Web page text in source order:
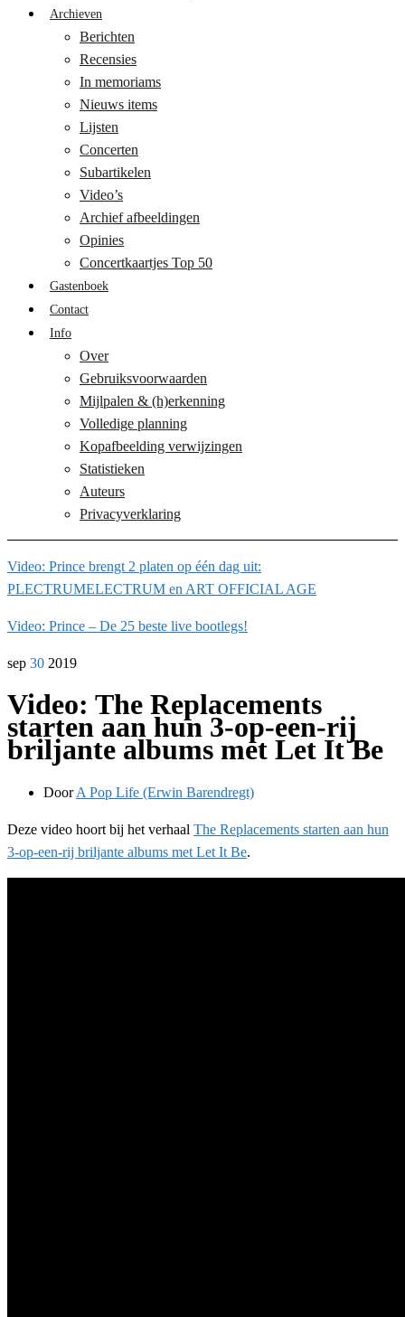
Archieven
Berichten
Recensies
In memoriams
Nieuws items
Lijsten
Concerten
Subartikelen
Video’s
Archief afbeeldingen
Opinies
Concertkaartjes Top 50
Gastenboek
Contact
Info
Over
Gebruiksvoorwaarden
Mijlpalen & (h)erkenning
Volledige planning
Kopafbeelding verwijzingen
Statistieken
Auteurs
Privacyverklaring
Video: Prince brengt 2 platen op één dag uit:
PLECTRUMELECTRUM en ART OFFICIAL AGE
Video: Prince – De 25 beste live bootlegs!
sep 30 2019
Video: The Replacements
starten aan hun 3-op-een-rij
briljante albums met Let It Be
DoorA Pop Life (Erwin Barendregt)
Deze video hoort bij het verhaal The Replacements starten aan hun
3-op-een-rij briljante albums met Let It Be.